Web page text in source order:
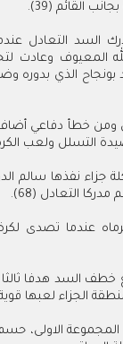
القائم (39).
السد التعادل
المعيوف وعادت
الذي بدوره
ومن خطأ دفاعي
ولعب الكرة
جزاء نفذها سالم
التعادل (68).
عندما تصدى
السد هدفا ثالثا
الجزاء لعبها
الاولى،